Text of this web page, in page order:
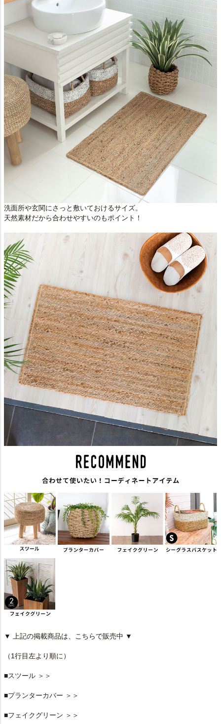
洗面所や玄関にさっと敷いておけるサイズ。
天然素材だから合わせやすいのもポイント！
▼ 上記の掲載商品は、こちらで販売中 ▼
（1行目左より順に）
■スツール ＞＞
■プランターカバー ＞＞
■フェイクグリーン ＞＞